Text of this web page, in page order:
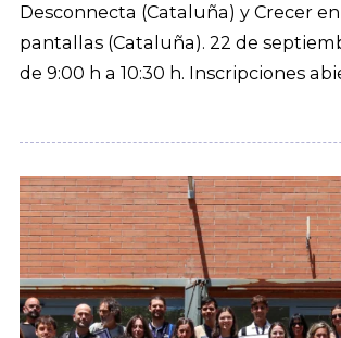
Desconnecta (Cataluña) y Crecer
pantallas (Cataluña). 22 de
de 9:00 h a 10:30 h. Inscripciones